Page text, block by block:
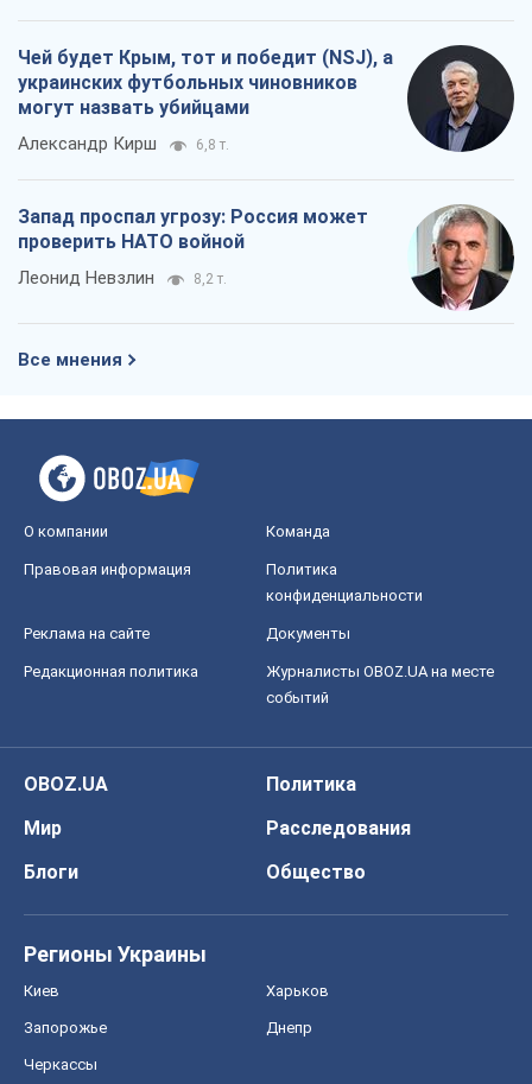
Чей будет Крым, тот и победит (NSJ), а
украинских футбольных чиновников
могут назвать убийцами
Александр Кирш 6,8 т.
Запад проспал угрозу: Россия может
проверить НАТО войной
Леонид Невзлин 8,2 т.
Все мнения
О компании Команда
Правовая информация
Политика
конфиденциальности
Реклама на сайте Документы
Редакционная политика
Журналисты OBOZ.UA на месте
событий
OBOZ.UA
Политика
Мир
Расследования
Блоги
Общество
Регионы Украины
Киев Харьков
Запорожье Днепр
Черкассы